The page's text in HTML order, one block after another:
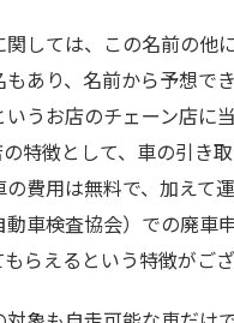
しては、この名前の他
あり、名前から予想でき
いうお店のチェーン店に
特徴として、車の引き
費用は無料で、加えて
車検査協会）での廃車
らえるという特徴がござ